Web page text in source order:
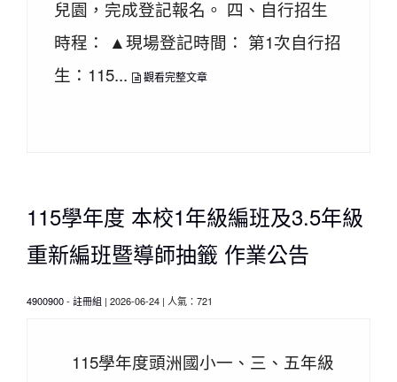
兒園，完成登記報名。 四、自行招生
時程： ▲現場登記時間： 第1次自行招
生：115...
觀看完整文章
115學年度 本校1年級編班及3.5年級
重新編班暨導師抽籤 作業公告
4900900- 註冊組 | 2026-06-24 | 人氣：721
115學年度頭洲國小一、三、五年級